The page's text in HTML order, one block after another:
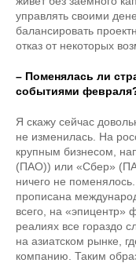
управлять своими
балансировать
отказ от некоторых
– Поменялась ли
событиями
Я скажу сейчас
не изменилась. На
крупным бизнесом,
(ПАО)) или «Сбер»
ничего не
прописана
всего, на
реалиях все гораздо
на азиатском рынке,
компанию. Таким